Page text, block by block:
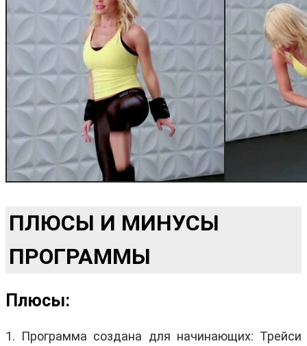
ПЛЮСЫ И МИНУСЫ
ПРОГРАММЫ
Плюсы:
1. Программа создана для начинающих: Трейси